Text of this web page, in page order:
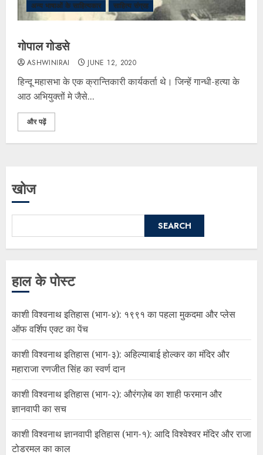
अन्य भाषाओं के साहित्यकार साहित्य संग्रह
गोपाल गोडसे
ASHWINIRAI JUNE 12, 2020
हिन्दू महासभा के एक क्रान्तिकारी कार्यकर्ता थे। जिन्हें गान्धी-हत्या के
आठ अभियुक्तों मे जैसे...
और पढ़ें
खोज
SEARCH
हाल के पोस्ट
काशी विश्वनाथ इतिहास (भाग-४): १९९१ का पहला मुकदमा और प्लेस
ऑफ वर्शिप एक्ट का पेंच
काशी विश्वनाथ इतिहास (भाग-३): अहिल्याबाई होल्कर का मंदिर और
महाराजा रणजीत सिंह का स्वर्ण दान
काशी विश्वनाथ इतिहास (भाग-२): औरंगज़ेब का शाही फरमान और
ज्ञानवापी का सच
काशी विश्वनाथ ज्ञानवापी इतिहास (भाग-१): आदि विश्वेश्वर मंदिर और राजा
टोडरमल का काल